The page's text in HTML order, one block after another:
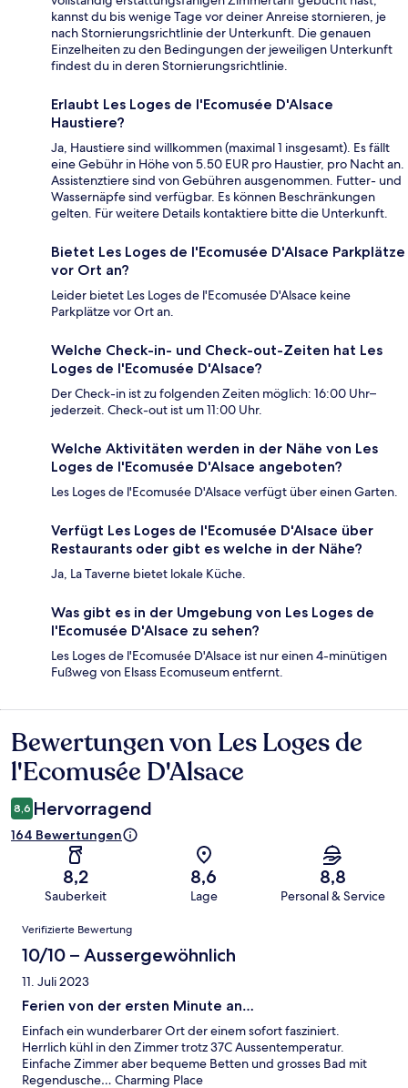
kannst du bis wenige Tage vor deiner Anreise stornieren, je
nach Stornierungsrichtlinie der Unterkunft. Die genauen
Einzelheiten zu den Bedingungen der jeweiligen Unterkunft
findest du in deren Stornierungsrichtlinie.
Erlaubt Les Loges de l'Ecomusée D'Alsace
Haustiere?
Ja, Haustiere sind willkommen (maximal 1 insgesamt). Es fällt
eine Gebühr in Höhe von 5.50 EUR pro Haustier, pro Nacht an.
Assistenztiere sind von Gebühren ausgenommen. Futter- und
Wassernäpfe sind verfügbar. Es können Beschränkungen
gelten. Für weitere Details kontaktiere bitte die Unterkunft.
Bietet Les Loges de l'Ecomusée D'Alsace Parkplätze
vor Ort an?
Leider bietet Les Loges de l'Ecomusée D'Alsace keine
Parkplätze vor Ort an.
Welche Check-in- und Check-out-Zeiten hat Les
Loges de l'Ecomusée D'Alsace?
Der Check-in ist zu folgenden Zeiten möglich: 16:00 Uhr–
jederzeit. Check-out ist um 11:00 Uhr.
Welche Aktivitäten werden in der Nähe von Les
Loges de l'Ecomusée D'Alsace angeboten?
Les Loges de l'Ecomusée D'Alsace verfügt über einen Garten.
Verfügt Les Loges de l'Ecomusée D'Alsace über
Restaurants oder gibt es welche in der Nähe?
Ja, La Taverne bietet lokale Küche.
Was gibt es in der Umgebung von Les Loges de
l'Ecomusée D'Alsace zu sehen?
Les Loges de l'Ecomusée D'Alsace ist nur einen 4-minütigen
Fußweg von Elsass Ecomuseum entfernt.
Bewertungen
Bewertungen von Les Loges de
l'Ecomusée D'Alsace
8,6 Hervorragend
164 Bewertungen
8,2
Sauberkeit
8,6
Lage
8,8
Personal & Service
Bewertungen
Verifizierte Bewertung
10/10 – Aussergewöhnlich
11. Juli 2023
Ferien von der ersten Minute an…
Einfach ein wunderbarer Ort der einem sofort fasziniert.
Herrlich kühl in den Zimmer trotz 37C Aussentemperatur.
Einfache Zimmer aber bequeme Betten und grosses Bad mit
Regendusche… Charming Place